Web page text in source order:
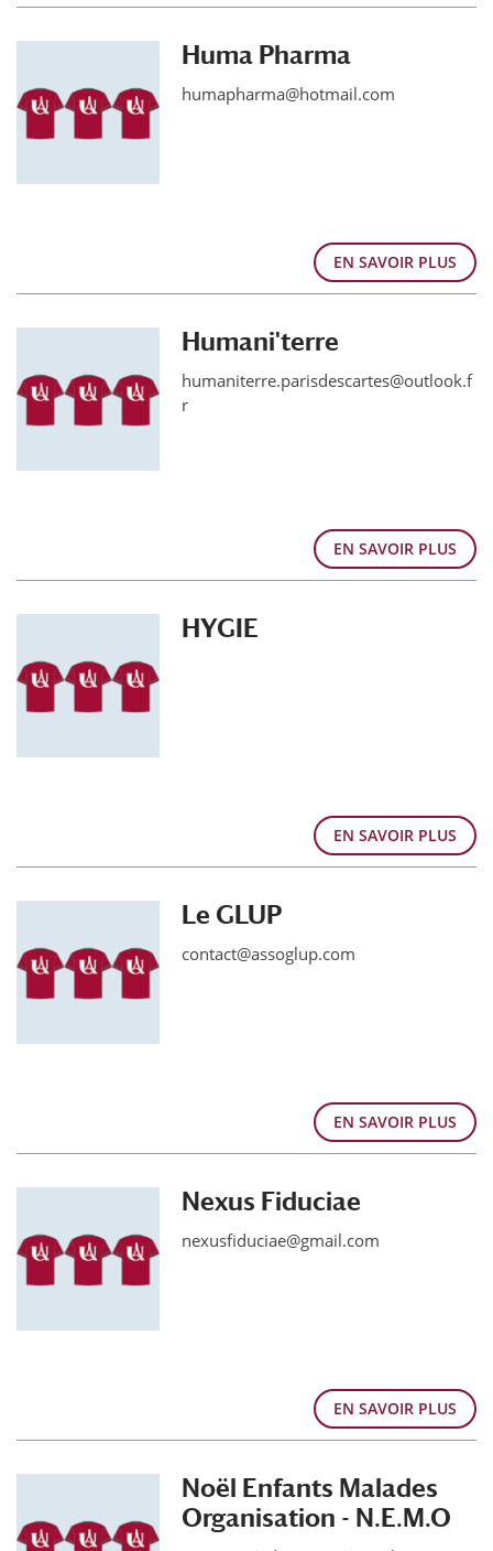
Huma Pharma
humapharma@hotmail.com
EN SAVOIR PLUS
Humani'terre
humaniterre.parisdescartes@outlook.f
r
EN SAVOIR PLUS
HYGIE
EN SAVOIR PLUS
Le GLUP
contact@assoglup.com
EN SAVOIR PLUS
Nexus Fiduciae
nexusfiduciae@gmail.com
EN SAVOIR PLUS
Noël Enfants Malades
Organisation - N.E.M.O